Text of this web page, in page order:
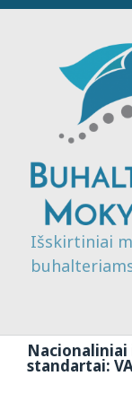
Išskirtiniai
standartai: